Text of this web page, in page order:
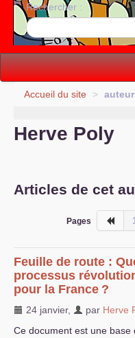
Rechercher :
Vie politique
Accueil du site > auteur
Herve Poly
Articles de cet
Pages
Feuille de route :
processus
pour la France ?
24 janvier, par Herve
Ce document est une